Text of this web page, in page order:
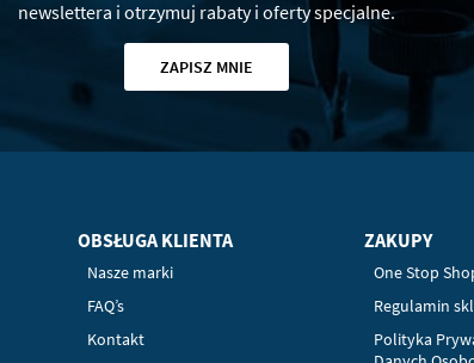
newslettera i otrzymuj rabaty i oferty specjalne.
ZAPISZ MNIE
OBSŁUGA KLIENTA
Nasze marki
FAQ’s
Kontakt
ZAKUPY
One Stop
Regulamin
Polityka